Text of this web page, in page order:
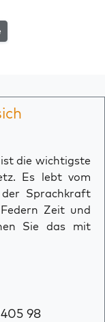
die wichtigste
Es lebt vom
Sprachkraft
Zeit und
Sie das mit
98